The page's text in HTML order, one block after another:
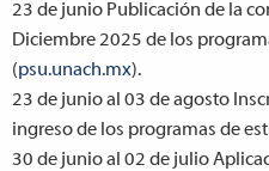
23 de junio Publicación de la
Diciembre 2025 de los
(psu.unach.mx).
23 de junio al 03 de agosto
ingreso de los programas de
30 de junio al 02 de julio